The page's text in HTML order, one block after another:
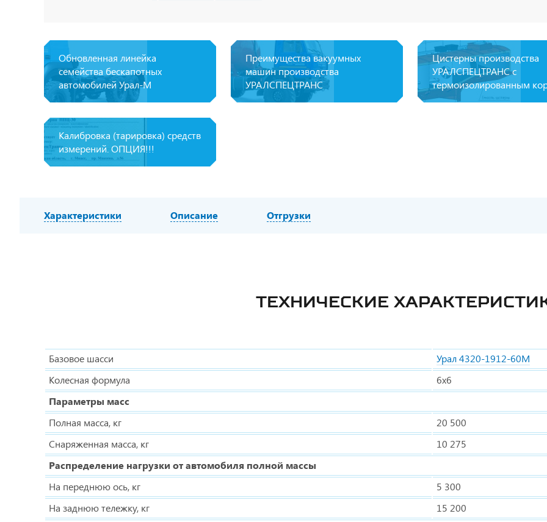
Обновленная линейка
семейства бескапотных
автомобилей Урал-М
Преимущества вакуумных
машин производства
УРАЛСПЕЦТРАНС
Цистерны производства
УРАЛСПЕЦТРАНС с
термоизолированным
Калибровка (тарировка) средств
измерений. ОПЦИЯ!!!
Характеристики Описание Отгрузки
ТЕХНИЧЕСКИЕ
Базовое шасси
Урал 4320-1912-60М
Колесная формула
6x6
Параметры масс
Полная масса, кг
20 500
Снаряженная масса, кг
10 275
Распределение нагрузки от автомобиля полной массы
На переднюю ось, кг
5 300
На заднюю тележку, кг
15 200